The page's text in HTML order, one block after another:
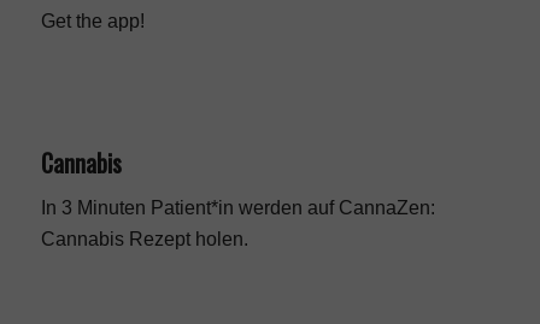
Get the app!
Cannabis
In 3 Minuten Patient*in werden auf CannaZen:
Cannabis Rezeptholen.